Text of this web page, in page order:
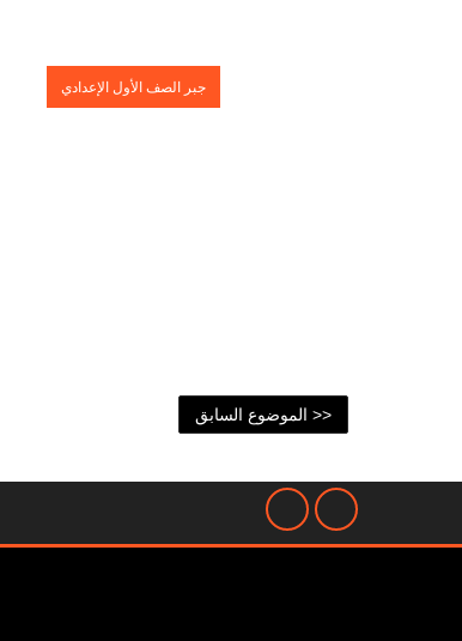
جبر الصف الأول الإعدادي
<< الموضوع السابق